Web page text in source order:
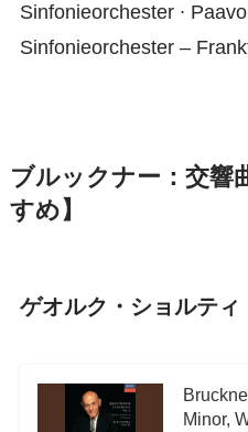
Sinfonieorchester ∙
Sinfonieorchester –
ブルックナー：交響
すめ】
ゲオルク・ショルテ
Minor,